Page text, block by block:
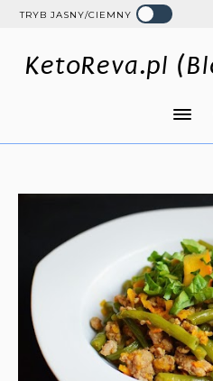
TRYB JASNY/CIEMNY
KetoReva.pl